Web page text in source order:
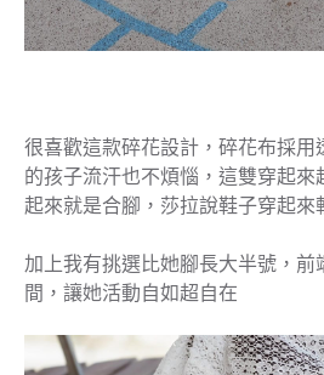
很喜歡這款碎花設計，碎花布採用
的孩子流汗也不煩惱，這雙穿起來
起來就是合腳，莎拉說鞋子穿起來
加上我有挑選比她腳長大半號，前
間，讓她活動自如超自在